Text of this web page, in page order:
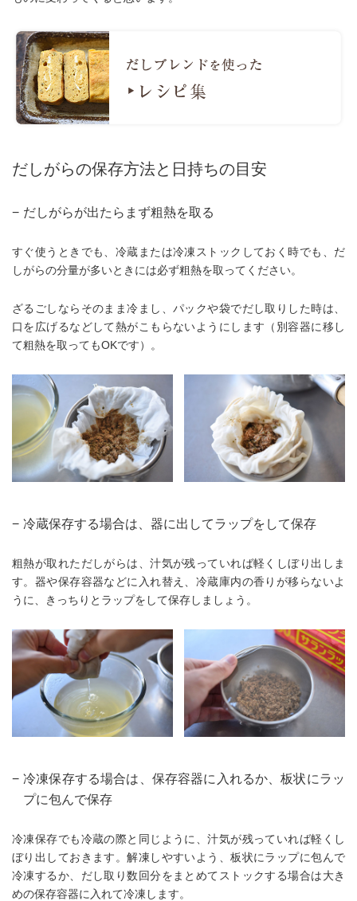
だしがらの保存方法と日持ちの目安
− だしがらが出たらまず粗熱を取る
すぐ使うときでも、冷蔵または冷凍ストックしておく時でも、だ
しがらの分量が多いときには必ず粗熱を取ってください。
ざるごしならそのまま冷まし、パックや袋でだし取りした時は、
口を広げるなどして熱がこもらないようにします（別容器に移し
て粗熱を取ってもOKです）。
− 冷蔵保存する場合は、器に出してラップをして保存
粗熱が取れただしがらは、汁気が残っていれば軽くしぼり出しま
す。器や保存容器などに入れ替え、冷蔵庫内の香りが移らないよ
うに、きっちりとラップをして保存しましょう。
− 冷凍保存する場合は、保存容器に入れるか、板状にラッ
プに包んで保存
冷凍保存でも冷蔵の際と同じように、汁気が残っていれば軽くし
ぼり出しておきます。解凍しやすいよう、板状にラップに包んで
冷凍するか、だし取り数回分をまとめてストックする場合は大き
めの保存容器に入れて冷凍します。